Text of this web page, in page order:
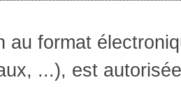
au format
...), est